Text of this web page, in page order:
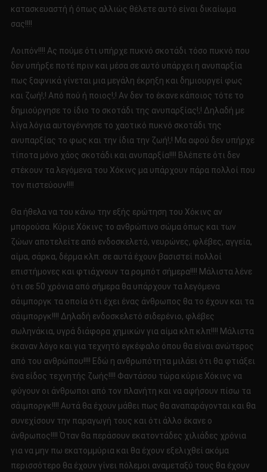
κατασκευαστή ή όπως αλλιώς θέλετε αυτό είναι δικαίωμα
σας!!!!
Λοιπόν!!!! Ας πούμε ότι υπήρχε πυκνό σκοτάδι τόσο πυκνό που
δεν υπήρξε ποτέ πριν και μέσα σε αυτό υπάρχει η ανυπαρξία
πως ξαφνικά γίνεται μια μεγάλη έκρηξη και δημιουργεί φως
και ζωή!;! Από πού ή ποιος!;! Αν δεν το έκανε κάποιος τότε το
δημιούργησε το ίδιο το σκοτάδι της ανυπαρξίας!;! Δηλαδή με
λίγα λόγια αυτογέννησε το χαοτικό πυκνό σκοτάδι της
ανυπαρξίας το φως και την ίδια την ζωή!;! Μα αφού δεν υπήρχε
τίποτα μόνο χάος σκοτάδι και ανυπαρξία!!!! Βλέπετε ότι δεν
στέκουν τα λεγόμενα του Χόκινς μα υπάρχουν πάρα πολλοί που
τον πιστεύουν!!!!
Θα ήθελα να του κάνω την εξής ερώτηση του Χόκινς αν
μπορούσα. Κύριε Χόκινς το ανθρώπινο σώμα όπως και των
ζώων αποτελείτε από ενδοσκελετό, νευρώνες, φλέβες, αγγεία,
αίμα, σάρκα, δέρμα κλπ. σε αυτά έχουν βασιστεί πολλοί
επιστήμονες και φτιάχνουν τα ρομπότ σήμερα!!!! Μάλιστα λένε
ότι σε 50 χρόνια από σήμερα θα υπάρχουν τα λεγόμενα
σάιμποργκ τα οποία ότι έχει ένας άνθρωπος θα το έχουν και τα
σάιμποργκ!!!! Δηλαδή ενδοσκελετό σιδερένιο, φλέβες
σωληνάκια, υγρά διάφορα χημικών για αίμα κλπ κλπ!!!! Μάλιστα
έκαναν λόγο και για τεχνητό εγκέφαλο όπου θα είναι ανώτερος
από του ανθρώπου!!!! Εδώ η ανθρωπότητα μιλάει ότι θα φτιάξει
ένα είδος τεχνητής ζωής!!!! Φαντάσου τώρα κύριε Χόκινς να
φύγουν οι άνθρωποι από τον πλανήτη και να αφήσουν πίσω τα
σάιμποργκ!!!! Αυτά θα έχουν μάθει πως θα αναπαράγονται και θα
συνεχίσουν την παραγωγή τους και ότι άλλο έκανε ο
άνθρωπος!!!! Όταν θα περάσουν εκατοντάδες χιλιάδες χρόνια
για να μην πω εκατομμύρια και θα έχουν εξελιχθεί ακόμα
περισσότερο θα έχουν γίνει πόλεμοι αναμεταξύ τους θα έχουν